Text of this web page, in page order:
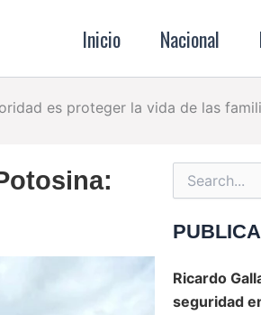
Inicio Nacional
es proteger la vida de las
Search
for:
Ricardo
seguridad